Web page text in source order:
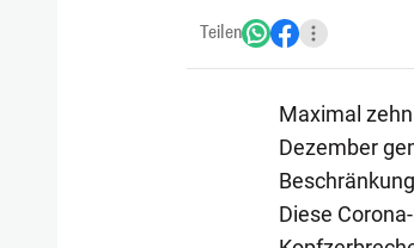
Teilen
Maximal
Dezember
Diese